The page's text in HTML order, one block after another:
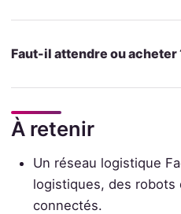
Faut-il attendre ou acheter
À retenir
Un réseau logistique
logistiques, des
connectés.